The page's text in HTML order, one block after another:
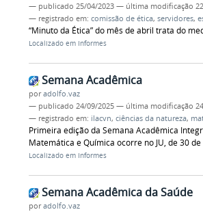
— publicado 25/04/2023 — última modificação
— registrado em: comissão de ética, servidores,
“Minuto da Ética” do mês de abril trata do
Localizado em Informes
Semana Acadêmica
poradolfo.vaz
— publicado 24/09/2025 — última modificação
— registrado em: ilacvn, ciências da natureza,
Primeira edição da Semana Acadêmica
Matemática e Química ocorre no JU, de 30
Localizado em Informes
Semana Acadêmica da Saúde
poradolfo.vaz